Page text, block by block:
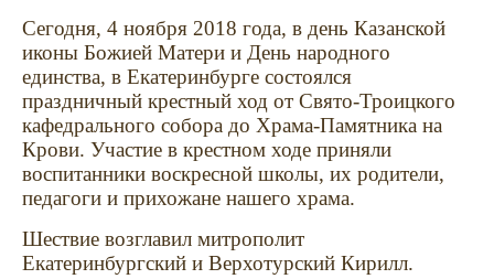
Сегодня, 4 ноября 2018 года, в день Казанской
иконы Божией Матери и День народного
единства, в Екатеринбурге состоялся
праздничный крестный ход от Свято-Троицкого
кафедрального собора до Храма-Памятника на
Крови. Участие в крестном ходе приняли
воспитанники воскресной школы, их родители,
педагоги и прихожане нашего храма.
Шествие возглавил митрополит
Екатеринбургский и Верхотурский Кирилл.